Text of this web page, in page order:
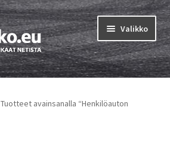
Valikko
Tuotteet avainsanalla “Henkilöauton